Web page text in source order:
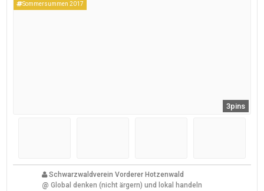
Sommersummen 2017
3pins
Schwarzwaldverein Vorderer Hotzenwald
@ Global denken (nicht ärgern) und lokal handeln